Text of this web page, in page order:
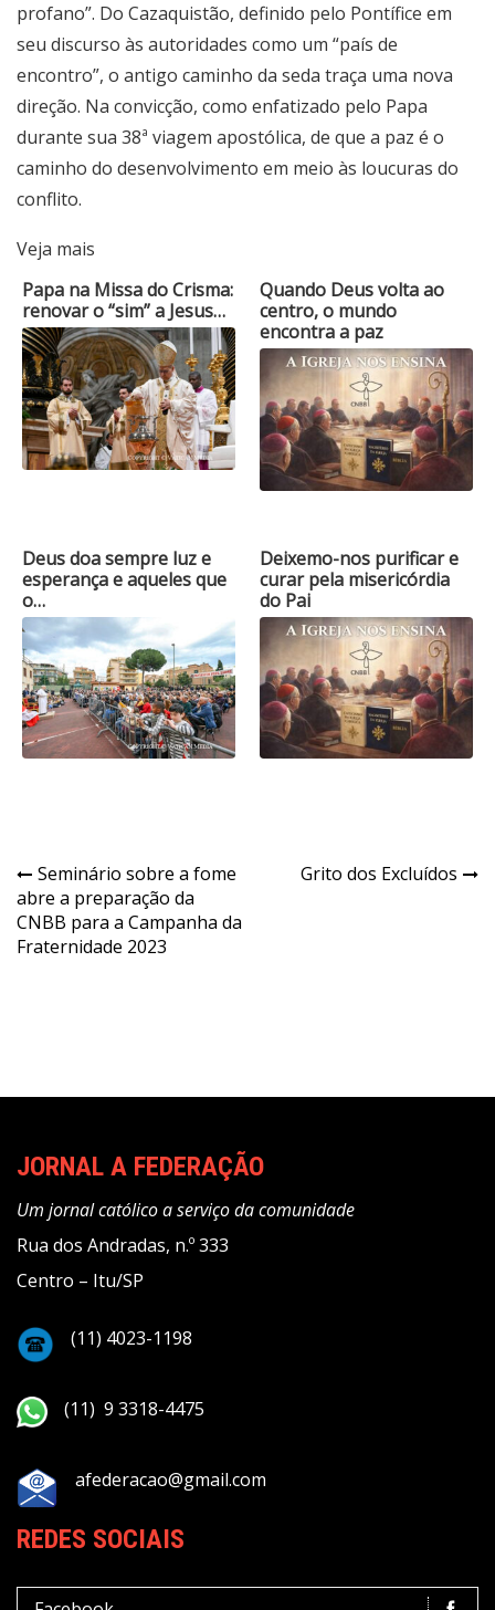
profano”. Do Cazaquistão, definido pelo Pontífice em
seu discurso às autoridades como um “país de
encontro”, o antigo caminho da seda traça uma nova
direção. Na convicção, como enfatizado pelo Papa
durante sua 38ª viagem apostólica, de que a paz é o
caminho do desenvolvimento em meio às loucuras do
conflito.
Veja mais
Papa na Missa do Crisma:
renovar o “sim” a Jesus…
Quando Deus volta ao
centro, o mundo
encontra a paz
Deus doa sempre luz e
esperança e aqueles que
o…
Deixemo-nos purificar e
curar pela misericórdia
do Pai
Navegação
de
Post
Seminário sobre a fome
abre a preparação da
CNBB para a Campanha da
Fraternidade 2023
Grito dos Excluídos
JORNAL A FEDERAÇÃO
Um jornal católico a serviço da comunidade
Rua dos Andradas, n.º 333
Centro – Itu/SP
(11) 4023-1198
(11) 9 3318-4475
afederacao@gmail.com
REDES SOCIAIS